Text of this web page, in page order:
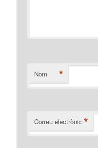
Nom *
Correu electrònic *